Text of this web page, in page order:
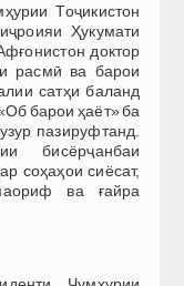
Тоҷикистон
Ҳукумати
доктор
расмӣ ва барои
сатҳи баланд
барои ҳаёт» ба
пазируфтанд.
бисёрҷанбаи
соҳаҳои сиёсат,
ва ғайра